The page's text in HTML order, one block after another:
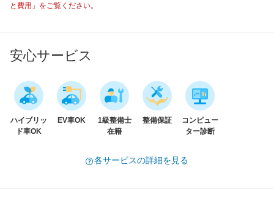
と費用」をご覧ください。
安心サービス
ハイブリッ
ド車OK
EV車OK
1級整備士
在籍
整備保証
コンピュー
ター診断
各サービスの詳細を見る